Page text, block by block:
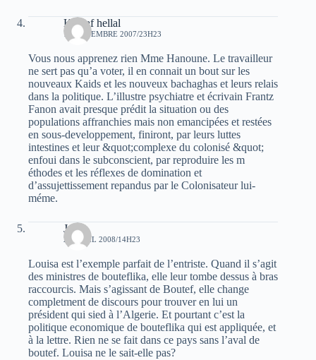
Khelaf hellal
18 NOVEMBRE 2007/23H23
Vous nous apprenez rien Mme Hanoune. Le travailleur
ne sert pas qu’a voter, il en connait un bout sur les
nouveaux Kaids et les nouveux bachaghas et leurs relais
dans la politique. L’illustre psychiatre et écrivain Frantz
Fanon avait presque prédit la situation ou des
populations affranchies mais non emancipées et restées
en sous-developpement, finiront, par leurs luttes
intestines et leur &quot;complexe du colonisé &quot;
enfoui dans le subconscient, par reproduire les m
éthodes et les réflexes de domination et
d’assujettissement repandus par le Colonisateur lui-
méme.
Jean
21 AVRIL 2008/14H23
Louisa est l’exemple parfait de l’entriste. Quand il s’agit
des ministres de bouteflika, elle leur tombe dessus à bras
raccourcis. Mais s’agissant de Boutef, elle change
completment de discours pour trouver en lui un
président qui sied à l’Algerie. Et pourtant c’est la
politique economique de bouteflika qui est appliquée, et
à la lettre. Rien ne se fait dans ce pays sans l’aval de
boutef. Louisa ne le sait-elle pas?